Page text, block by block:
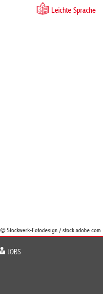
Leichte Sprache
© Stockwerk-Fotodesign / stock.adobe.com
JOBS